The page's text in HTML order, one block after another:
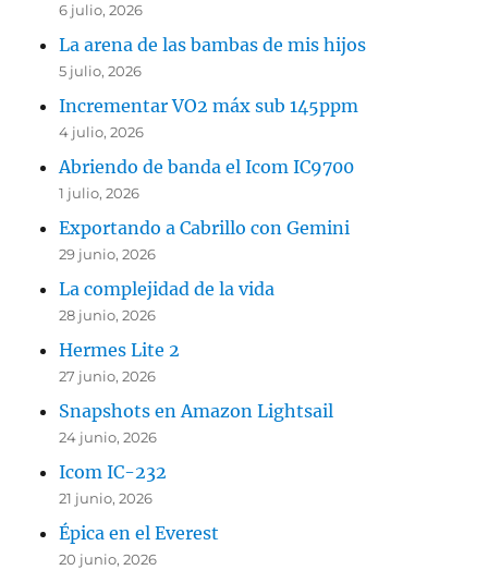
6 julio, 2026
La arena de las bambas de mis hijos
5 julio, 2026
Incrementar VO2 máx sub 145ppm
4 julio, 2026
Abriendo de banda el Icom IC9700
1 julio, 2026
Exportando a Cabrillo con Gemini
29 junio, 2026
La complejidad de la vida
28 junio, 2026
Hermes Lite 2
27 junio, 2026
Snapshots en Amazon Lightsail
24 junio, 2026
Icom IC-232
21 junio, 2026
Épica en el Everest
20 junio, 2026